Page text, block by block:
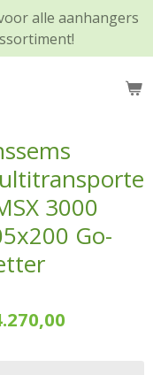
alle aanhangers
3000
Go-